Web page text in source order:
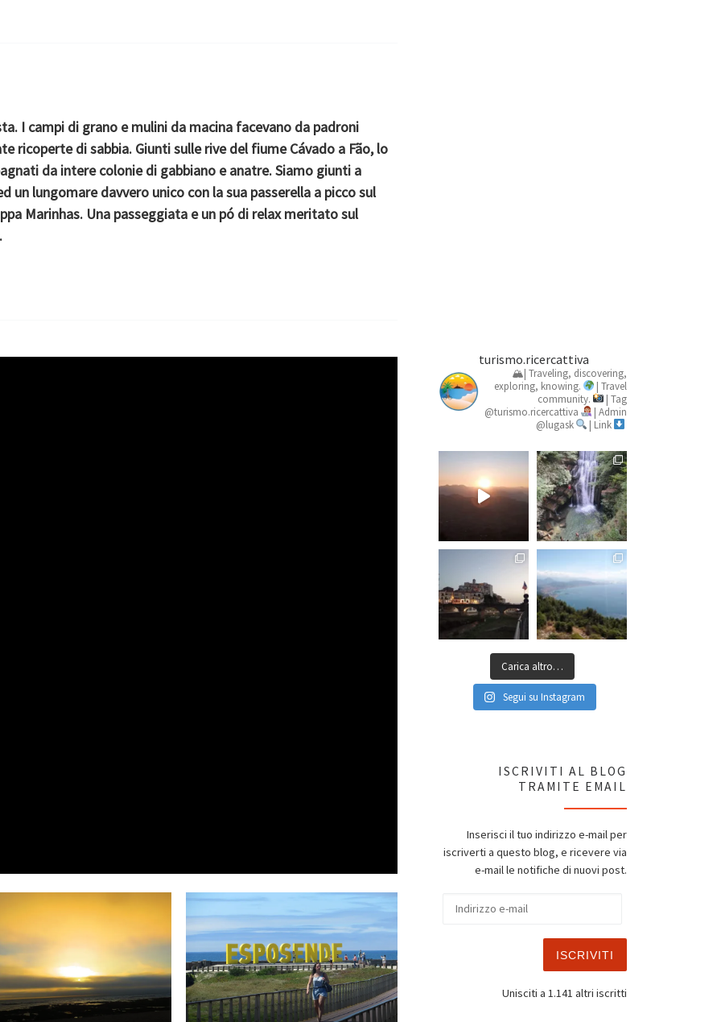
I campi di grano e mulini da macina facevano da padroni
ricoperte di sabbia. Giunti sulle rive del fiume Cávado a Fão, lo
da intere colonie di gabbiano e anatre. Siamo giunti a
un lungomare davvero unico con la sua passerella a picco sul
Marinhas. Una passeggiata e un pó di relax meritato sul
turismo.ricercattiva
🏔| Traveling, discovering,
exploring, knowing.
| Travel
community.
| Tag
@turismo.ricercattiva
| Admin
@lugask
| Link
Carica altro…
Segui su Instagram
ISCRIVITI AL BLOG
TRAMITE EMAIL
Inserisci il tuo indirizzo e-mail per
iscriverti a questo blog, e ricevere via
e-mail le notifiche di nuovi post.
ISCRIVITI
Unisciti a 1.141 altri iscritti